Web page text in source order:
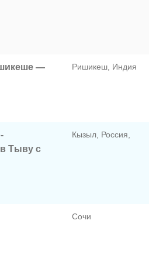
—
Ришикеш, Индия
Тыву с
Кызыл, Россия,
Сочи